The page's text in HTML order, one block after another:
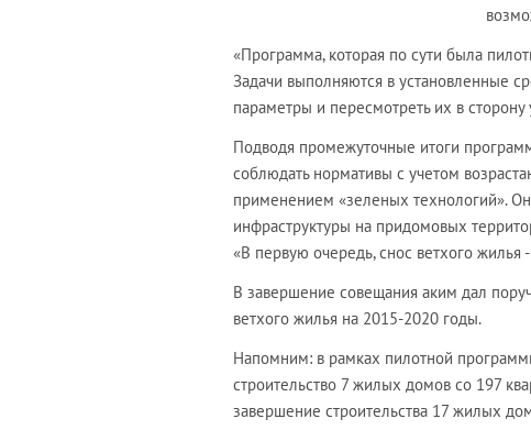
«Программа, которая по сути была
Задачи выполняются в установленные
параметры и пересмотреть их в сторону
Подводя промежуточные итоги
соблюдать нормативы с учетом
применением «зеленых технологий».
инфраструктуры на придомовых
«В первую очередь, снос ветхого жилья
В завершение совещания аким дал
ветхого жилья на 2015-2020 годы.
Напомним: в рамках пилотной
строительство 7 жилых домов со 197
завершение строительства 17 жилых